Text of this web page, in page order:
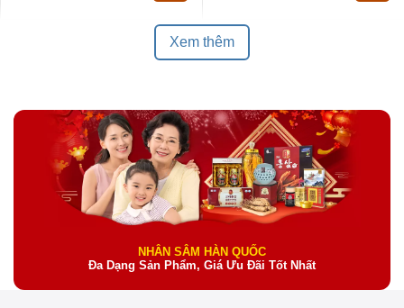
Xem thêm
NHÂN SÂM HÀN QUỐC
Đa Dạng Sản Phẩm, Giá Ưu Đãi Tốt Nhất